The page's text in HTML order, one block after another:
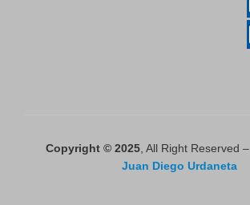
Copyright © 2025, All Right Reserved –
Juan Diego Urdaneta